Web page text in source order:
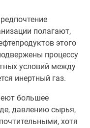
полагают,
этого
процессу
условий между
инертный газ.
большее
давлению сырья,
хотя